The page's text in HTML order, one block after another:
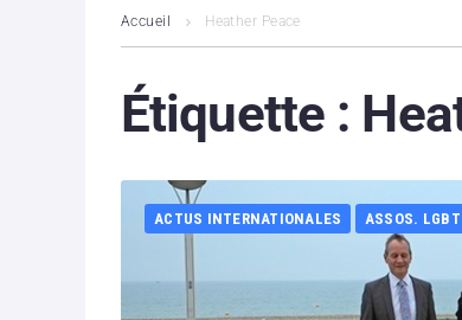
Accueil Heather Peace
Étiquette :
ACTUS INTERNATIONALES ASSOS. LGBT